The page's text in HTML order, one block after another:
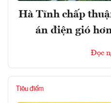
Hà Tĩnh chấp
án điện gió
Đọc
Tiêu điểm